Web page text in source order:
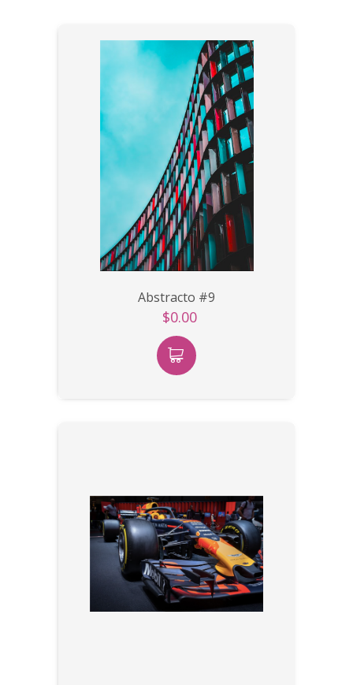
Abstracto #9
$0.00